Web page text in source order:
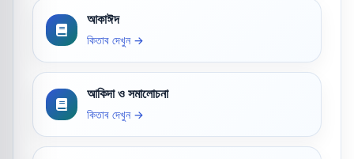
আকাঈদ
কিতাব দেখুন →
আকিদা ও সমালোচনা
কিতাব দেখুন →